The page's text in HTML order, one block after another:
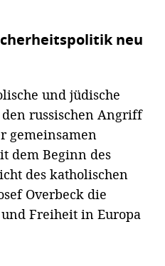
neu
und jüdische
russischen Angriff
gemeinsamen
dem Beginn des
des katholischen
Overbeck die
Freiheit in Europa